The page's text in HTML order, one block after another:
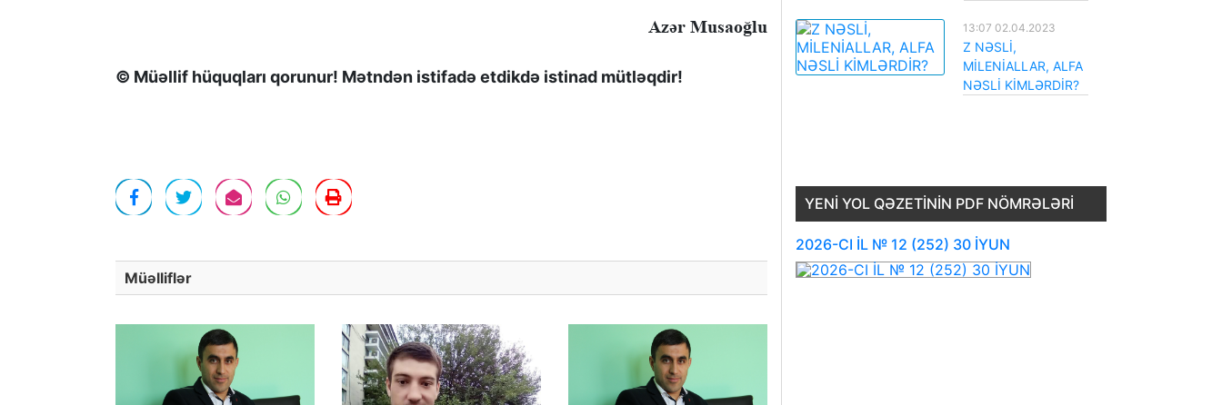
Azər Musaoğlu
© Müəllif hüquqları qorunur! Mətndən istifadə etdikdə istinad mütləqdir!
Müəlliflər
13:07 02.04.2023
Z NƏSLİ,
MİLENİALLAR, ALFA
NƏSLİ KİMLƏRDİR?
YENI YOL QƏZETININ PDF NÖMRƏLƏRI
2026-CI İL № 12 (252) 30 İYUN